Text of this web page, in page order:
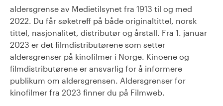
aldersgrense av Medietilsynet fra 1913 til og med
2022. Du får søketreff på både originaltittel, norsk
tittel, nasjonalitet, distributør og årstall. Fra 1. januar
2023 er det filmdistributørene som setter
aldersgrenser på kinofilmer i Norge. Kinoene og
filmdistributørene er ansvarlig for å informere
publikum om aldersgrensen. Aldersgrenser for
kinofilmer fra 2023 finner du på Filmweb.